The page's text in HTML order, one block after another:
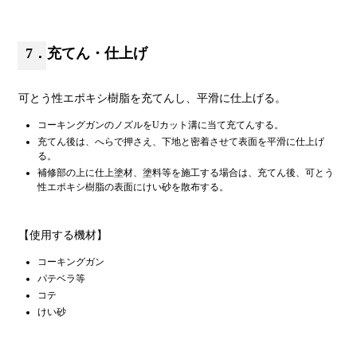
7．充てん・仕上げ
可とう性エポキシ樹脂を充てんし、平滑に仕上げる。
コーキングガンのノズルをUカット溝に当て充てんする。
充てん後は、へらで押さえ、下地と密着させて表面を平滑に仕上げ
る。
補修部の上に仕上塗材、塗料等を施工する場合は、充てん後、可とう
性エポキシ樹脂の表面にけい砂を散布する。
【使用する機材】
コーキングガン
パテベラ等
コテ
けい砂